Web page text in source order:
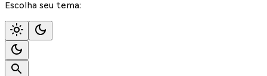
Escolha seu tema: